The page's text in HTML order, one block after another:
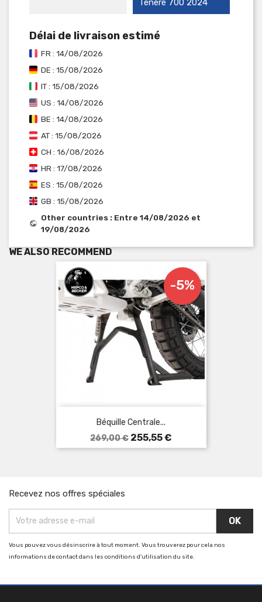
Ténéré 700 2024
Délai de livraison estimé
FR : 14/08/2026
DE : 15/08/2026
IT : 15/08/2026
US : 14/08/2026
BE : 14/08/2026
AT : 15/08/2026
CH : 16/08/2026
HR : 17/08/2026
ES : 15/08/2026
GB : 15/08/2026
Other countries : Entre 14/08/2026 et
19/08/2026
WE ALSO RECOMMEND
Béquille Centrale...
Prix
de
269,00 €
-5%
Prix
255,55 €
Recevez nos offres spéciales
Vous pouvez vous désinscrire à tout moment. Vous trouverez pour cela nos
informations de contact dans les conditions d'utilisation du site.